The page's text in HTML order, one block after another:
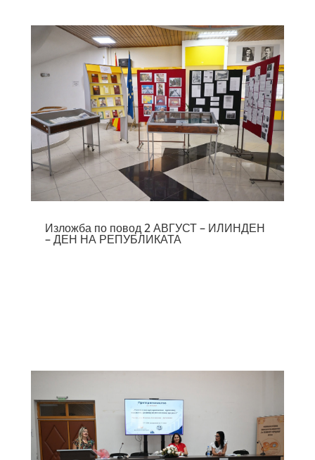
Изложба по повод 2 АВГУСТ – ИЛИНДЕН
– ДЕН НА РЕПУБЛИКАТА